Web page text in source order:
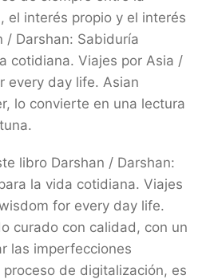
el interés propio y el interés
/ Darshan: Sabiduría
cotidiana. Viajes por Asia /
every day life. Asian
lo convierte en una lectura
libro Darshan / Darshan:
la vida cotidiana. Viajes
for every day life.
curado con calidad, con un
las imperfecciones
de digitalización, es